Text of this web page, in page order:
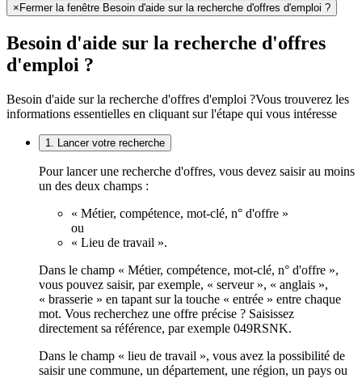
× Fermer la fenêtre Besoin d'aide sur la recherche d'offres d'emploi ?
Besoin d'aide sur la recherche d'offres
d'emploi ?
Besoin d'aide sur la recherche d'offres d'emploi ?Vous trouverez les
informations essentielles en cliquant sur l'étape qui vous intéresse
1. Lancer votre recherche
Pour lancer une recherche d'offres, vous devez saisir au moins
un des deux champs :
« Métier, compétence, mot-clé, n° d'offre »
ou
« Lieu de travail ».
Dans le champ « Métier, compétence, mot-clé, n° d'offre »,
vous pouvez saisir, par exemple, « serveur », « anglais »,
« brasserie » en tapant sur la touche « entrée » entre chaque
mot. Vous recherchez une offre précise ? Saisissez
directement sa référence, par exemple 049RSNK.
Dans le champ « lieu de travail », vous avez la possibilité de
saisir une commune, un département, une région, un pays ou